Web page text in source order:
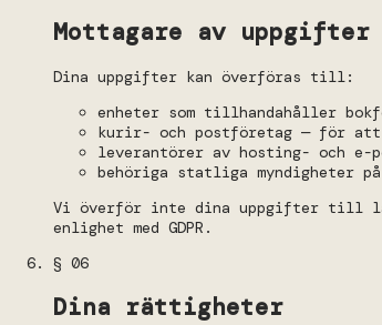
Mottagare av uppgifter
Dina uppgifter kan överföras till:
enheter som tillhandahåller
kurir- och postföretag — för
leverantörer av hosting- och e-
behöriga statliga myndigheter
Vi överför inte dina uppgifter till
enlighet med GDPR.
§ 06
Dina rättigheter